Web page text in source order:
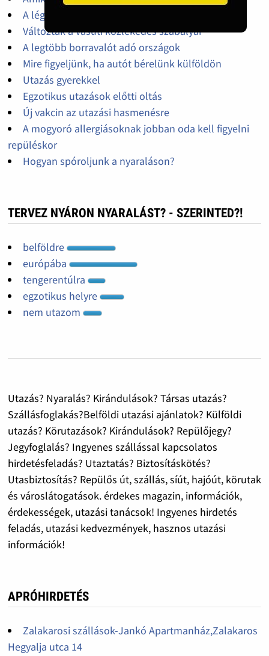
A légiutasok jogai
Változtak a vasúti közlekedés szabályai
A legtöbb borravalót adó országok
Mire figyeljünk, ha autót bérelünk külföldön
Utazás gyerekkel
Egzotikus utazások előtti oltás
Új vakcin az utazási hasmenésre
A mogyoró allergiásoknak jobban oda kell figyelni
repüléskor
Hogyan spóroljunk a nyaraláson?
TERVEZ NYÁRON NYARALÁST? - SZERINTED?!
belföldre
európába
tengerentúlra
egzotikus helyre
nem utazom
Utazás? Nyaralás? Kirándulások? Társas utazás?
Szállásfoglakás?Belföldi utazási ajánlatok? Külföldi
utazás? Körutazások? Kirándulások? Repülőjegy?
Jegyfoglalás? Ingyenes szállással kapcsolatos
hirdetésfeladás? Utaztatás? Biztosításkötés?
Utasbiztosítás? Repülős út, szállás, síút, hajóút, körutak
és városlátogatások. érdekes magazin, információk,
érdekességek, utazási tanácsok! Ingyenes hirdetés
feladás, utazási kedvezmények, hasznos utazási
információk!
APRÓHIRDETÉS
Zalakarosi szállások-Jankó Apartmanház,Zalakaros
Hegyalja utca 14